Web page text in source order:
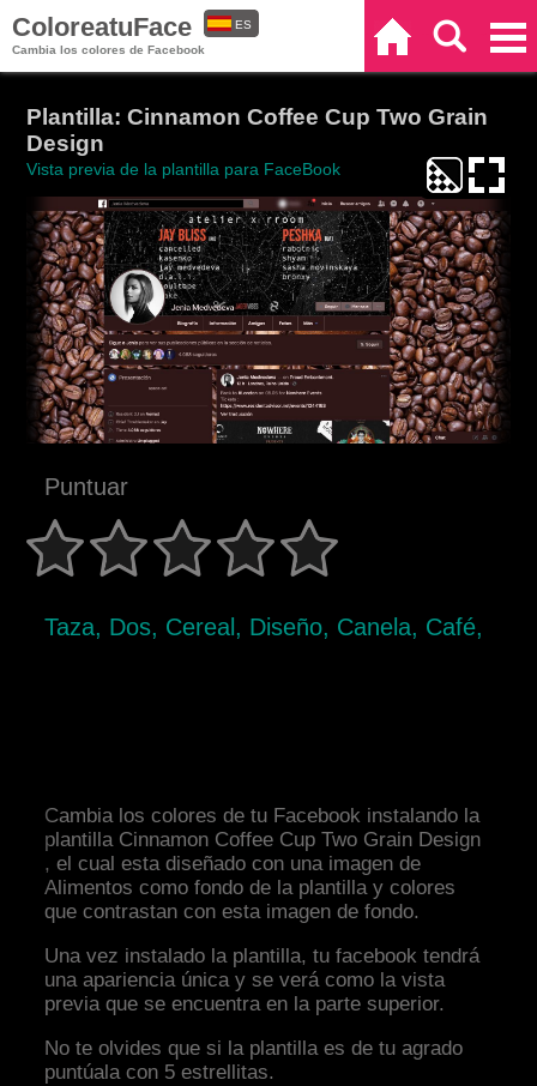
ColoreatuFace
Cambia los colores de Facebook
ES
Plantilla: Cinnamon Coffee Cup Two Grain
Design
Vista previa de la plantilla para FaceBook
Puntuar
Taza, Dos, Cereal, Diseño, Canela, Café,
Cambia los colores de tu Facebook instalando la
plantilla Cinnamon Coffee Cup Two Grain Design
, el cual esta diseñado con una imagen de
Alimentos como fondo de la plantilla y colores
que contrastan con esta imagen de fondo.
Una vez instalado la plantilla, tu facebook tendrá
una apariencia única y se verá como la vista
previa que se encuentra en la parte superior.
No te olvides que si la plantilla es de tu agrado
puntúala con 5 estrellitas.